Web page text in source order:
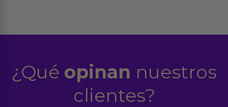
¿Qué opinan nuestros
clientes?